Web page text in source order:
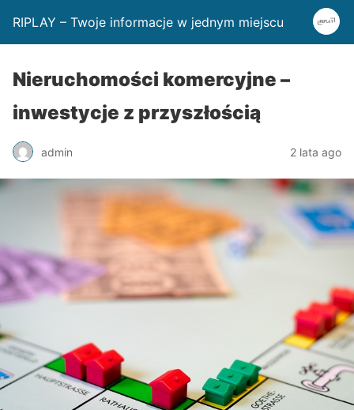
RIPLAY – Twoje informacje w jednym miejscu
Nieruchomości komercyjne –
inwestycje z przyszłością
admin 2 lata ago